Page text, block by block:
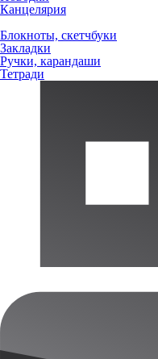
Канцелярия
Блокноты, скетчбуки
Закладки
Ручки, карандаши
Тетради